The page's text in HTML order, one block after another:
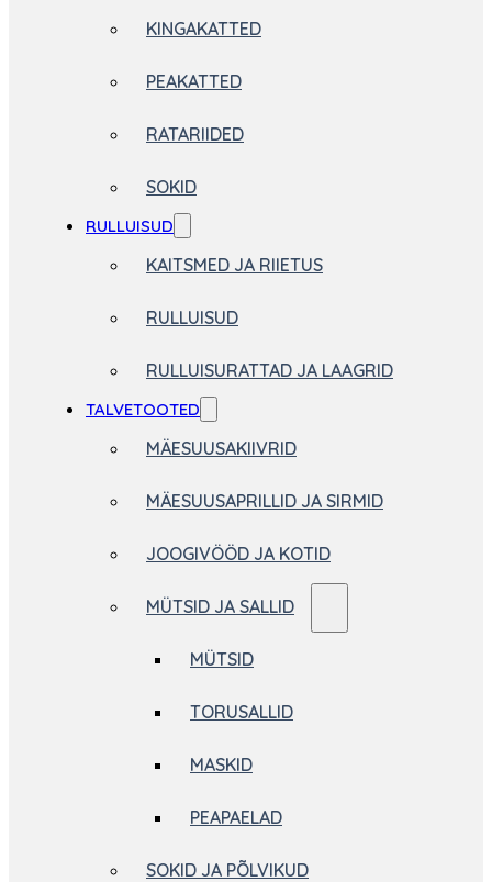
KINGAKATTED
PEAKATTED
RATARIIDED
SOKID
RULLUISUD
KAITSMED JA RIIETUS
RULLUISUD
RULLUISURATTAD JA LAAGRID
TALVETOOTED
MÄESUUSAKIIVRID
MÄESUUSAPRILLID JA SIRMID
JOOGIVÖÖD JA KOTID
MÜTSID JA SALLID
MÜTSID
TORUSALLID
MASKID
PEAPAELAD
SOKID JA PÕLVIKUD